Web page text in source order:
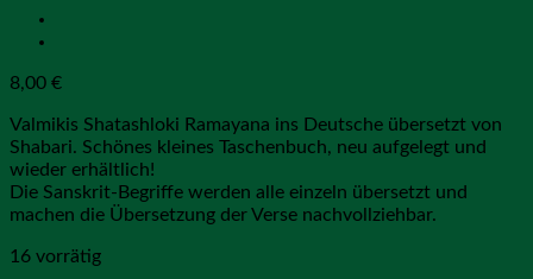
8,00 €
Valmikis Shatashloki Ramayana ins Deutsche übersetzt von
Shabari. Schönes kleines Taschenbuch, neu aufgelegt und
wieder erhältlich!
Die Sanskrit-Begriffe werden alle einzeln übersetzt und
machen die Übersetzung der Verse nachvollziehbar.
16 vorrätig